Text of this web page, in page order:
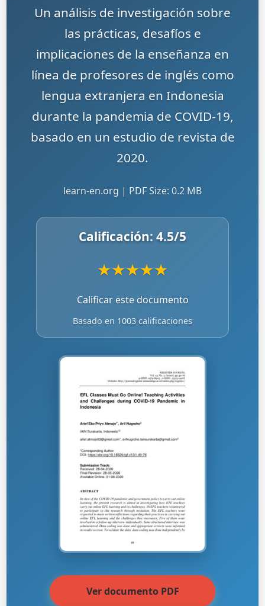
Un análisis de investigación sobre
las prácticas, desafíos e
implicaciones de la enseñanza en
línea de profesores de inglés como
lengua extranjera en Indonesia
durante la pandemia de COVID-19,
basado en un estudio de revista de
2020.
learn-en.org | PDF Size: 0.2 MB
Calificación: 4.5/5
★★★★★
Calificar este documento
Basado en 1003 calificaciones
Ver documento PDF